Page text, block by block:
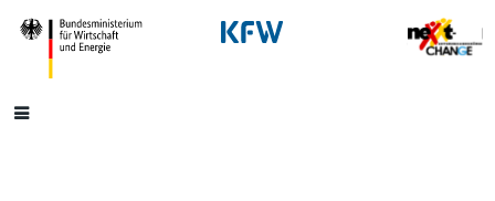
SrOnlyNavigation
Hauptmenü